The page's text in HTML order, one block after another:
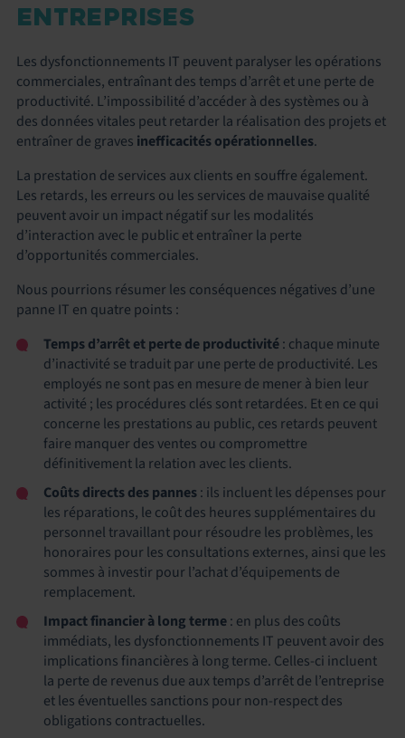
ENTREPRISES
Les dysfonctionnements IT peuvent paralyser les opérations
commerciales, entraînant des temps d’arrêt et une perte de
productivité. L’impossibilité d’accéder à des systèmes ou à
des données vitales peut retarder la réalisation des projets et
entraîner de graves inefficacités opérationnelles.
La prestation de services aux clients en souffre également.
Les retards, les erreurs ou les services de mauvaise qualité
peuvent avoir un impact négatif sur les modalités
d’interaction avec le public et entraîner la perte
d’opportunités commerciales.
Nous pourrions résumer les conséquences négatives d’une
panne IT en quatre points :
Temps d’arrêt et perte de productivité: chaque minute
d’inactivité se traduit par une perte de productivité. Les
employés ne sont pas en mesure de mener à bien leur
activité ; les procédures clés sont retardées. Et en ce qui
concerne les prestations au public, ces retards peuvent
faire manquer des ventes ou compromettre
définitivement la relation avec les clients.
Coûts directs des pannes: ils incluent les dépenses pour
les réparations, le coût des heures supplémentaires du
personnel travaillant pour résoudre les problèmes, les
honoraires pour les consultations externes, ainsi que les
sommes à investir pour l’achat d’équipements de
remplacement.
Impact financier à long terme: en plus des coûts
immédiats, les dysfonctionnements IT peuvent avoir des
implications financières à long terme. Celles-ci incluent
la perte de revenus due aux temps d’arrêt de l’entreprise
et les éventuelles sanctions pour non-respect des
obligations contractuelles.